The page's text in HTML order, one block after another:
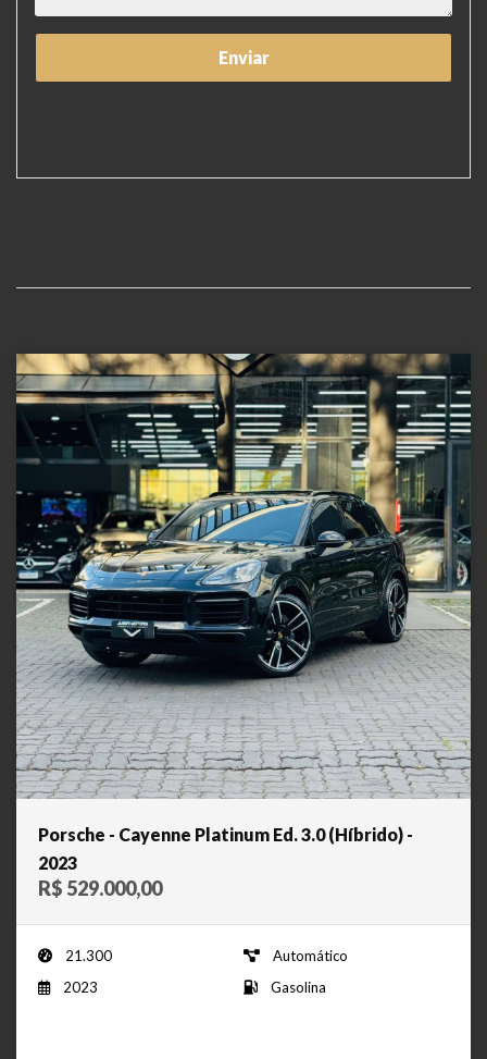
Porsche - Cayenne Platinum Ed. 3.0 (Híbrido) -
2023
R$ 529.000,00
21.300
Automático
2023
Gasolina